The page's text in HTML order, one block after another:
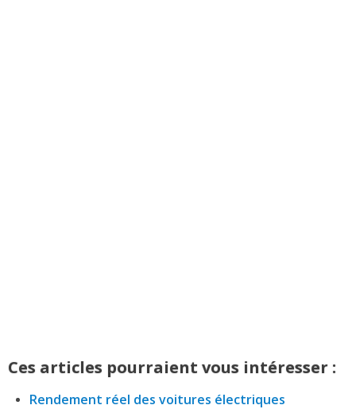
Ces articles pourraient vous intéresser :
Rendement réel des voitures électriques